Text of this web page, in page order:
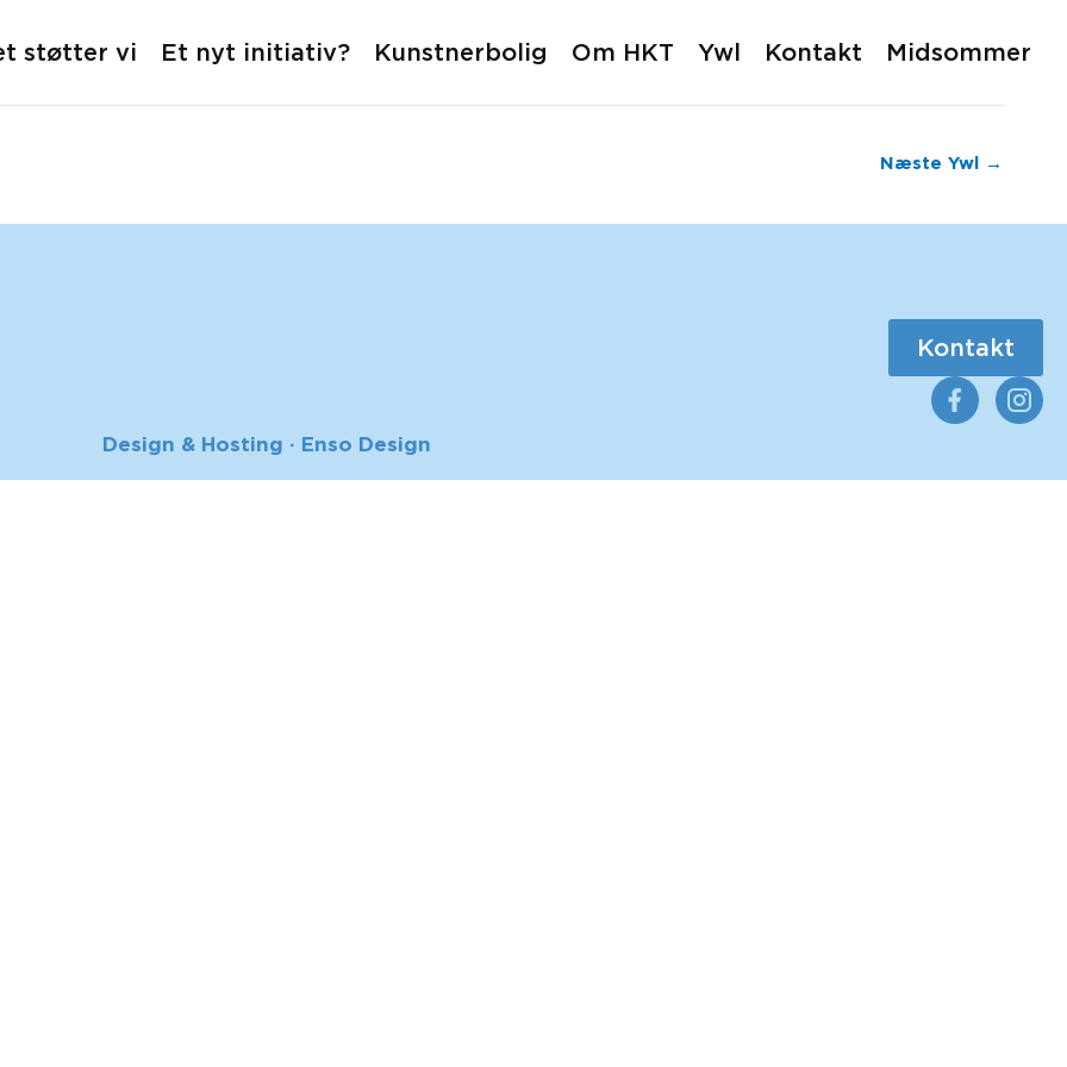
støtter vi Et nyt initiativ? Kunstnerbolig Om HKT Ywl Kontakt Midsommer
Næste Ywl →
Kontakt
Design & Hosting · Enso Design